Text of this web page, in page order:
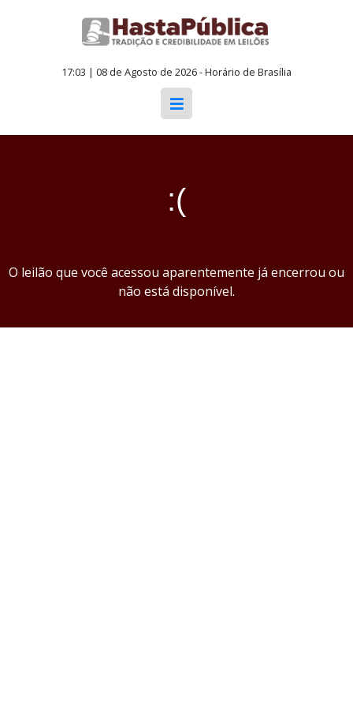
17:03 | 08 de Agosto de 2026 - Horário de Brasília
:(
O leilão que você acessou aparentemente já encerrou ou
não está disponível.